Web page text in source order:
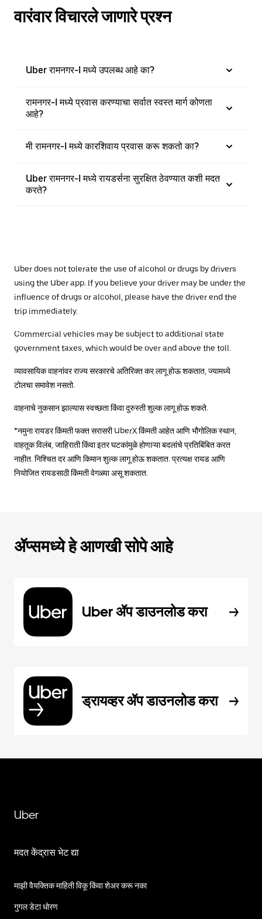
वारंवार विचारले जाणारे प्रश्न
Uber रामनगर-I मध्ये उपलब्ध आहे का?
रामनगर-I मध्ये प्रवास करण्याचा सर्वात स्वस्त मार्ग कोणता
आहे?
मी रामनगर-I मध्ये कारशिवाय प्रवास करू शकतो का?
Uber रामनगर-I मध्ये रायडर्सना सुरक्षित ठेवण्यात कशी मदत
करते?
Uber does not tolerate the use of alcohol or drugs by drivers
using the Uber app. If you believe your driver may be under the
influence of drugs or alcohol, please have the driver end the
trip immediately.
Commercial vehicles may be subject to additional state
government taxes, which would be over and above the toll.
व्यावसायिक वाहनांवर राज्य सरकारचे अतिरिक्त कर लागू होऊ शकतात, ज्यामध्ये
टोलचा समावेश नसतो.
वाहनाचे नुकसान झाल्यास स्वच्छता किंवा दुरुस्ती शुल्क लागू होऊ शकते.
*नमुना रायडर किंमती फक्त सरासरी UberX किंमती आहेत आणि भौगोलिक स्थान,
वाहतूक विलंब, जाहिराती किंवा इतर घटकांमुळे होणाऱ्या बदलांचे प्रतिबिंबित करत
नाहीत. निश्चित दर आणि किमान शुल्क लागू होऊ शकतात. प्रत्यक्ष रायड आणि
नियोजित रायडसाठी किंमती वेगळ्या असू शकतात.
ॲप्समध्ये हे आणखी सोपे आहे
Uber ॲप डाउनलोड करा
ड्रायव्हर ॲप डाउनलोड करा
Uber
मदत केंद्रास भेट द्या
माझी वैयक्तिक माहिती विकू किंवा शेअर करू नका
गुगल डेटा धोरण